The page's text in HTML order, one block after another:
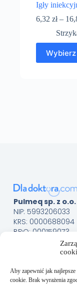
Aby zapewnić jak
cookie. Brak wyrażenia
Igły
6,32 zł –
Pulmeq sp. z o.o.
NIP: 5993206033
KRS: 0000688094
BDO: 000159073
Menu
Kontakt
Obsługa